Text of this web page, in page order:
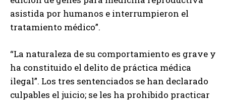
asistida por humanos e interrumpieron el
tratamiento médico”.
“La naturaleza de su comportamiento es grave y
ha constituido el delito de práctica médica
ilegal”. Los tres sentenciados se han declarado
culpables el juicio; se les ha prohibido practicar